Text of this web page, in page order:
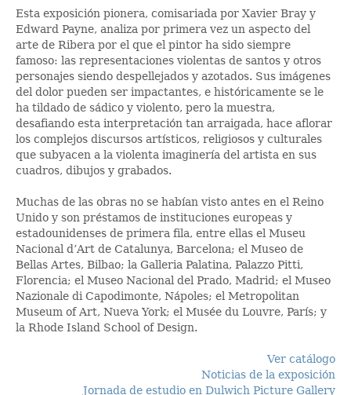
Esta exposición pionera, comisariada por Xavier Bray y
Edward Payne, analiza por primera vez un aspecto del
arte de Ribera por el que el pintor ha sido siempre
famoso: las representaciones violentas de santos y otros
personajes siendo despellejados y azotados. Sus imágenes
del dolor pueden ser impactantes, e históricamente se le
ha tildado de sádico y violento, pero la muestra,
desafiando esta interpretación tan arraigada, hace aflorar
los complejos discursos artísticos, religiosos y culturales
que subyacen a la violenta imaginería del artista en sus
cuadros, dibujos y grabados.
Muchas de las obras no se habían visto antes en el Reino
Unido y son préstamos de instituciones europeas y
estadounidenses de primera fila, entre ellas el Museu
Nacional d’Art de Catalunya, Barcelona; el Museo de
Bellas Artes, Bilbao; la Galleria Palatina, Palazzo Pitti,
Florencia; el Museo Nacional del Prado, Madrid; el Museo
Nazionale di Capodimonte, Nápoles; el Metropolitan
Museum of Art, Nueva York; el Musée du Louvre, París; y
la Rhode Island School of Design.
Ver catálogo
Noticias de la exposición
Jornada de estudio en Dulwich Picture Gallery